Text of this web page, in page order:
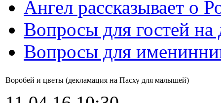
Ангел рассказывает о
Вопросы для гостей
Вопросы для
Воробей и цветы (декламация на Пасху для малышей)